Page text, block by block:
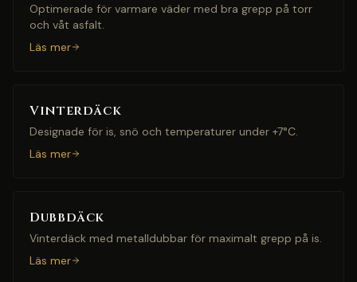
Optimerade för varmare väder med bra grepp på torr
och våt asfalt.
Läs mer
Vinterdäck
Designade för is, snö och temperaturer under +7°C.
Läs mer
Dubbdäck
Vinterdäck med metalldubbar för maximalt grepp på is.
Läs mer